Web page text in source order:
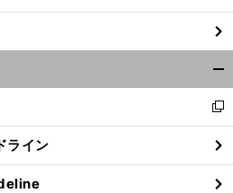
閉
る
新
し
い
ウ
ィ
ライン